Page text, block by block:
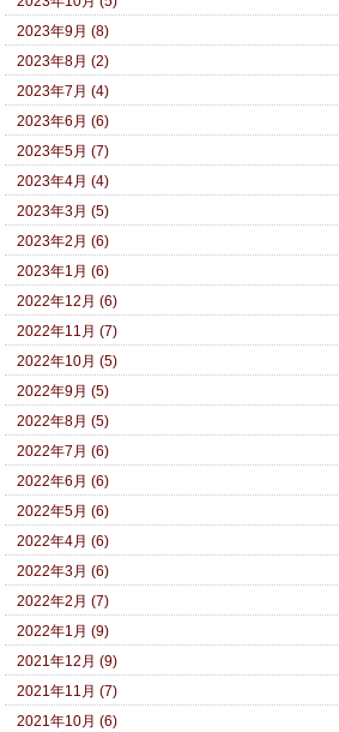
2023年9月 (8)
2023年8月 (2)
2023年7月 (4)
2023年6月 (6)
2023年5月 (7)
2023年4月 (4)
2023年3月 (5)
2023年2月 (6)
2023年1月 (6)
2022年12月 (6)
2022年11月 (7)
2022年10月 (5)
2022年9月 (5)
2022年8月 (5)
2022年7月 (6)
2022年6月 (6)
2022年5月 (6)
2022年4月 (6)
2022年3月 (6)
2022年2月 (7)
2022年1月 (9)
2021年12月 (9)
2021年11月 (7)
2021年10月 (6)